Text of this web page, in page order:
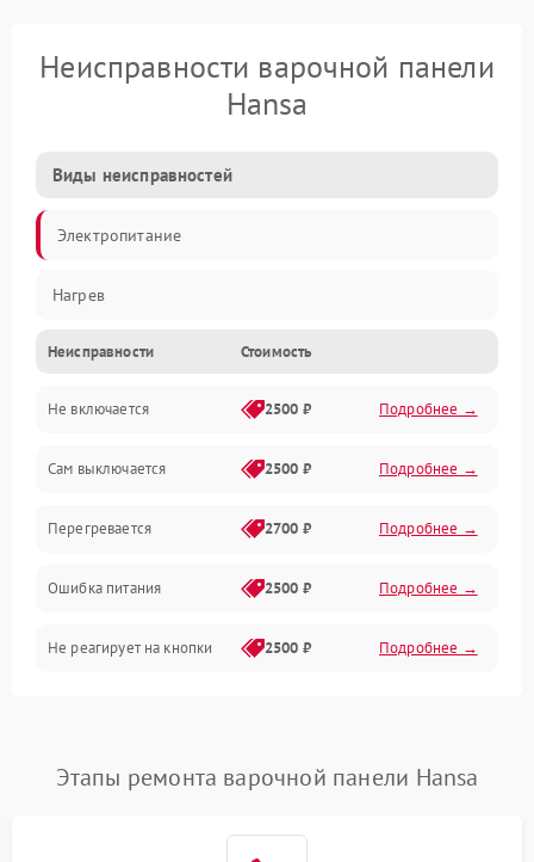
Неисправности варочной панели
Hansa
Виды неисправностей
Электропитание
Нагрев
Неисправности Стоимость
Не включается 2500 ₽ Подробнее →
Сам выключается 2500 ₽ Подробнее →
Перегревается 2700 ₽ Подробнее →
Ошибка питания 2500 ₽ Подробнее →
Не реагирует на кнопки 2500 ₽ Подробнее →
Этапы ремонта варочной панели Hansa